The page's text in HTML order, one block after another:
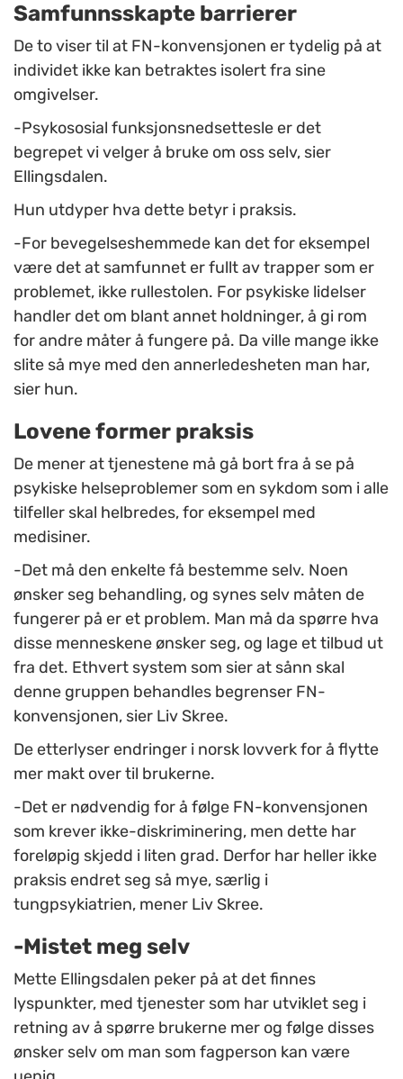
Samfunnsskapte barrierer
De to viser til at FN-konvensjonen er tydelig på at
individet ikke kan betraktes isolert fra sine
omgivelser.
-Psykososial funksjonsnedsettesle er det
begrepet vi velger å bruke om oss selv, sier
Ellingsdalen.
Hun utdyper hva dette betyr i praksis.
-For bevegelseshemmede kan det for eksempel
være det at samfunnet er fullt av trapper som er
problemet, ikke rullestolen. For psykiske lidelser
handler det om blant annet holdninger, å gi rom
for andre måter å fungere på. Da ville mange ikke
slite så mye med den annerledesheten man har,
sier hun.
Lovene former praksis
De mener at tjenestene må gå bort fra å se på
psykiske helseproblemer som en sykdom som i alle
tilfeller skal helbredes, for eksempel med
medisiner.
-Det må den enkelte få bestemme selv. Noen
ønsker seg behandling, og synes selv måten de
fungerer på er et problem. Man må da spørre hva
disse menneskene ønsker seg, og lage et tilbud ut
fra det. Ethvert system som sier at sånn skal
denne gruppen behandles begrenser FN-
konvensjonen, sier Liv Skree.
De etterlyser endringer i norsk lovverk for å flytte
mer makt over til brukerne.
-Det er nødvendig for å følge FN-konvensjonen
som krever ikke-diskriminering, men dette har
foreløpig skjedd i liten grad. Derfor har heller ikke
praksis endret seg så mye, særlig i
tungpsykiatrien, mener Liv Skree.
-Mistet meg selv
Mette Ellingsdalen peker på at det finnes
lyspunkter, med tjenester som har utviklet seg i
retning av å spørre brukerne mer og følge disses
ønsker selv om man som fagperson kan være